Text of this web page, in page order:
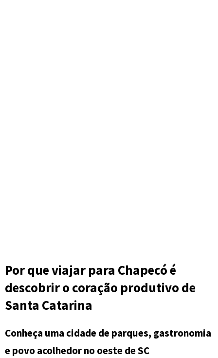
Por que viajar para Chapecó é
descobrir o coração produtivo de
Santa Catarina
Conheça uma cidade de parques, gastronomia
e povo acolhedor no oeste de SC